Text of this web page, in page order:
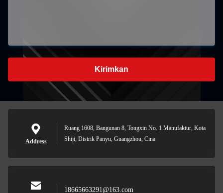
Kirimkan
Address
Ruang 1608, Bangunan 8, Tongxin No. 1 Manufaktur, Kota
Shiji, Distrik Panyu, Guangzhou, Cina
18665663291@163.com